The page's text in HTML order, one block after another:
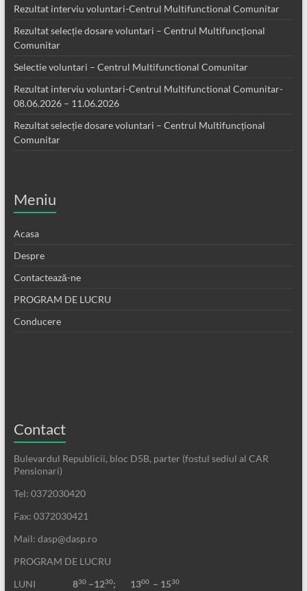
Rezultat interviu voluntari-Centrul Multifunctional Comunitar
Rezultat selecție dosare voluntari – Centrul Multifuncțional
Comunitar
Selectie voluntari – Centrul Multifunctional Comunitar
Rezultat interviu voluntari-Centrul Multifunctional Comunitar-
08.06.2026 – 11.06.2026
Rezultat selecție dosare voluntari – Centrul Multifuncțional
Comunitar
Meniu
Acasa
Despre
Contactează-ne
PROGRAM DE LUCRU
Conducere
Contact
Bulevardul Republicii, bloc D5B, parter (fostul sediul al CAR
Pensionari)
Tel: 0372030420
Fax: 0372030421
Mail: dasp@dasp.ro
PROGRAM DE LUCRU
LUNI
830–1230; 1300 – 1530